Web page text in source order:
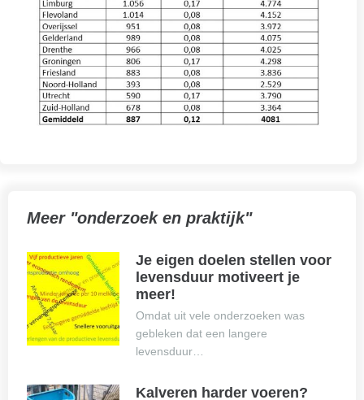
Meer "onderzoek en praktijk"
Je eigen doelen stellen voor
levensduur motiveert je
meer!
Omdat uit vele onderzoeken was
gebleken dat een langere
levensduur…
Kalveren harder voeren?